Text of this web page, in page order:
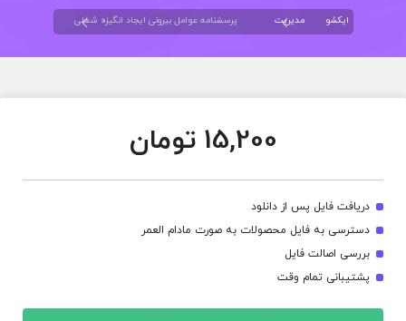
ایکشو مدیریت پرسشنامه عوامل بیرونی ایجاد انگیزه شغلی
15,200 تومان
دریافت فایل پس از دانلود
دسترسی به فایل محصولات به صورت مادام العمر
بررسی اصالت فایل
پشتیبانی تمام وقت